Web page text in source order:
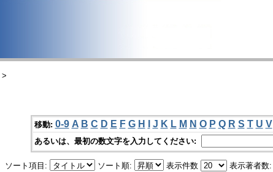
>
移動: 0-9 A B C D E F G H J K L M N O P Q R S T U V
あるいは、最初の数文字を入力してください:
ソート項目: ソート順: 表示件数 表示著者数: